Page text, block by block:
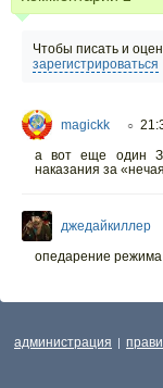
Чтобы писать и
зарегистрироваться
magickk ○
а вот еще один
наказания за
джедайкиллер
опедарение
администрация |